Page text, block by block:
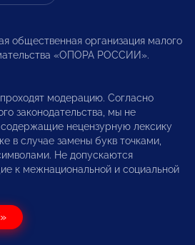
общественная организация малого
«ОПОРА РОССИИ».
модерацию. Согласно
законодательства, мы не
нецензурную лексику
в случае замены букв точками,
Не допускаются
к межнациональной и социальной